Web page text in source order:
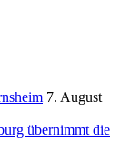
7. August
übernimmt die